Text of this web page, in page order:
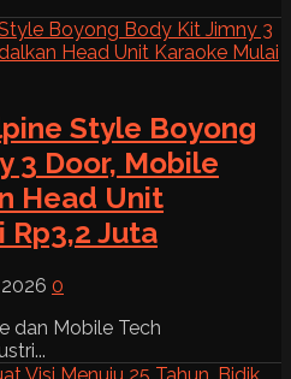
Style Boyong
3 Door, Mobile
Head Unit
Rp3,2 Juta
0
dan Mobile Tech